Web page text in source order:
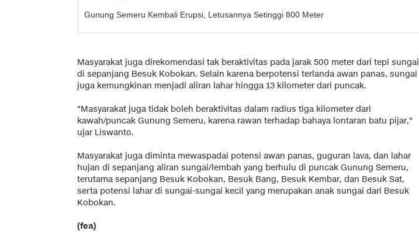
Gunung Semeru Kembali Erupsi, Letusannya Setinggi 800 Meter
Masyarakat juga direkomendasi tak beraktivitas pada jarak 500 meter dari tepi sungai
di sepanjang Besuk Kobokan. Selain karena berpotensi terlanda awan panas, sungai
juga kemungkinan menjadi aliran lahar hingga 13 kilometer dari puncak.
"Masyarakat juga tidak boleh beraktivitas dalam radius tiga kilometer dari
kawah/puncak Gunung Semeru, karena rawan terhadap bahaya lontaran batu pijar,"
ujar Liswanto.
Masyarakat juga diminta mewaspadai potensi awan panas, guguran lava, dan lahar
hujan di sepanjang aliran sungai/lembah yang berhulu di puncak Gunung Semeru,
terutama sepanjang Besuk Kobokan, Besuk Bang, Besuk Kembar, dan Besuk Sat,
serta potensi lahar di sungai-sungai kecil yang merupakan anak sungai dari Besuk
Kobokan.
(fea)